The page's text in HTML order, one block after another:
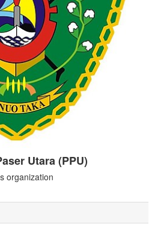
Utara (PPU)
organization